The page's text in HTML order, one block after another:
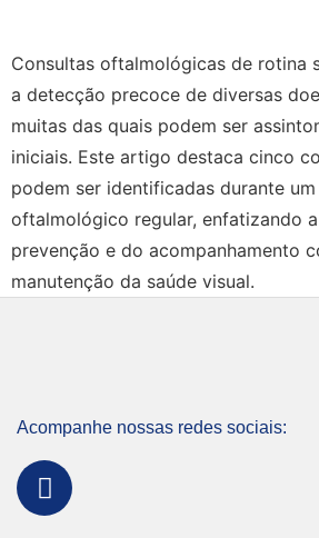
Consultas oftalmológicas de rotina
a detecção precoce de diversas
muitas das quais podem ser
iniciais. Este artigo destaca cinco
podem ser identificadas durante
oftalmológico regular, enfatizando
prevenção e do acompanhamento
manutenção da saúde visual.
Acompanhe nossas redes sociais: